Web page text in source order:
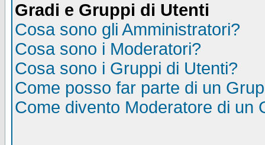
Gradi e Gruppi di Utenti
Cosa sono gli Amministratori?
Cosa sono i Moderatori?
Cosa sono i Gruppi di Utenti?
Come posso far parte di un
Come divento Moderatore di un